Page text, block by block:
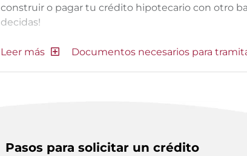
construir o pagar tu crédito hipotecario con otro
decidas!
Documentos necesarios para
Pasos para solicitar un crédito